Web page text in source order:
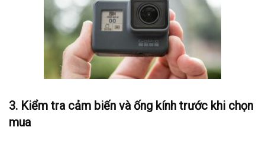
3. Kiểm tra cảm biến và ống kính trước khi chọn
mua